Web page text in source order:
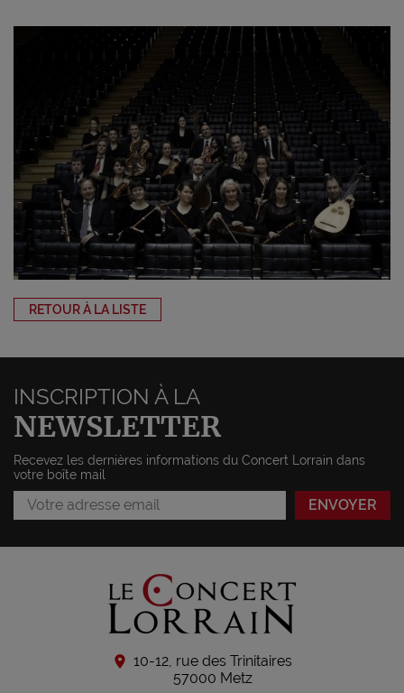
RETOUR À LA LISTE
INSCRIPTION À LA
NEWSLETTER
Recevez les dernières informations du Concert Lorrain dans
votre boîte mail
10-12, rue des Trinitaires
57000 Metz